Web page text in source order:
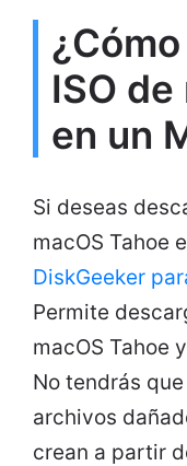
ISO de
en un
Si deseas
macOS Tahoe
DiskGeeker
Permite
macOS Tahoe
No tendrás
archivos
crean a partir